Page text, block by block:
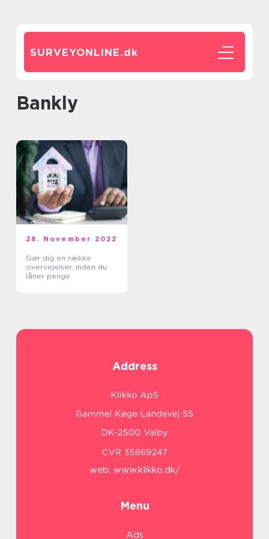
SURVEYONLINE.dk
bankly
28. November 2022
Gør dig en række
overvejelser, inden du
låner penge
Address
web: www.klikko.dk/
Menu
Ads